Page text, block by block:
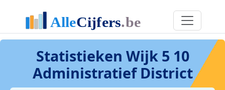
Statistieken Wijk 5 10
Administratief District